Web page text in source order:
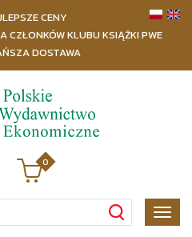
CENY
CZŁONKÓW KLUBU KSIĄŻKI PWE
DOSTAWA
0
Pokaż
menu